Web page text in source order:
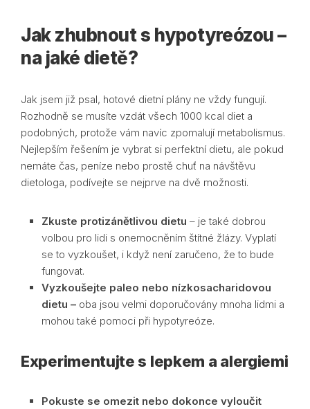
Jak zhubnout s hypotyreózou –
na jaké dietě?
Jak jsem již psal, hotové dietní plány ne vždy fungují.
Rozhodně se musíte vzdát všech 1000 kcal diet a
podobných, protože vám navíc zpomalují metabolismus.
Nejlepším řešením je vybrat si perfektní dietu, ale pokud
nemáte čas, peníze nebo prostě chuť na návštěvu
dietologa, podívejte se nejprve na dvě možnosti.
Zkuste protizánětlivou dietu – je také dobrou
volbou pro lidi s onemocněním štítné žlázy. Vyplatí
se to vyzkoušet, i když není zaručeno, že to bude
fungovat.
Vyzkoušejte paleo nebo nízkosacharidovou
dietu – oba jsou velmi doporučovány mnoha lidmi a
mohou také pomoci při hypotyreóze.
Experimentujte s lepkem a alergiemi
Pokuste se omezit nebo dokonce vyloučit